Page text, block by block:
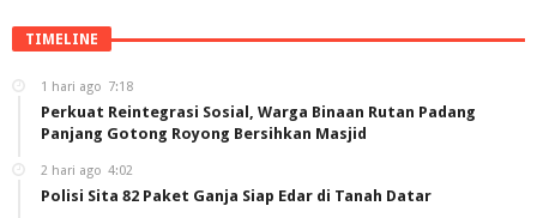
TIMELINE
1 hari ago 7:18
Perkuat Reintegrasi Sosial, Warga Binaan Rutan Padang
Panjang Gotong Royong Bersihkan Masjid
2 hari ago 4:02
Polisi Sita 82 Paket Ganja Siap Edar di Tanah Datar